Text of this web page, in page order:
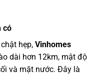
có
hẹp, Vinhomes
dài hơn 12km, mật độ
và mặt nước. Đây là